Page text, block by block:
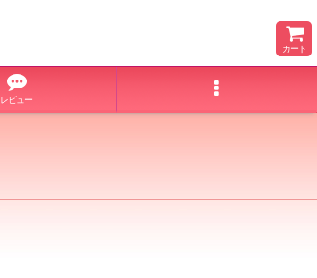
カート
レビュー